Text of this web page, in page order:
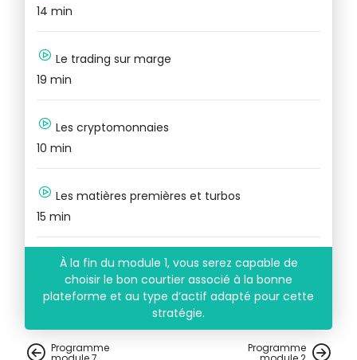
14 min
Le trading sur marge
19 min
Les cryptomonnaies
10 min
Les matières premières et turbos
15 min
À la fin du module 1, vous serez capable de
choisir le bon courtier associé à la bonne
plateforme et au type d’actif adapté pour cette
stratégie.
Programme Programme